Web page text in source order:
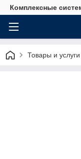
Комплексные
Товары и услуги